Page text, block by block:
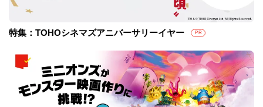
特集：TOHOシネマズアニバーサリーイヤー PR